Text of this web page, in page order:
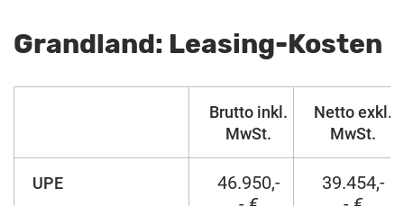
Grandland: Leasing-Kosten
Brutto inkl.
MwSt.
Netto exkl.
MwSt.
UPE
46.950,-
39.454,-